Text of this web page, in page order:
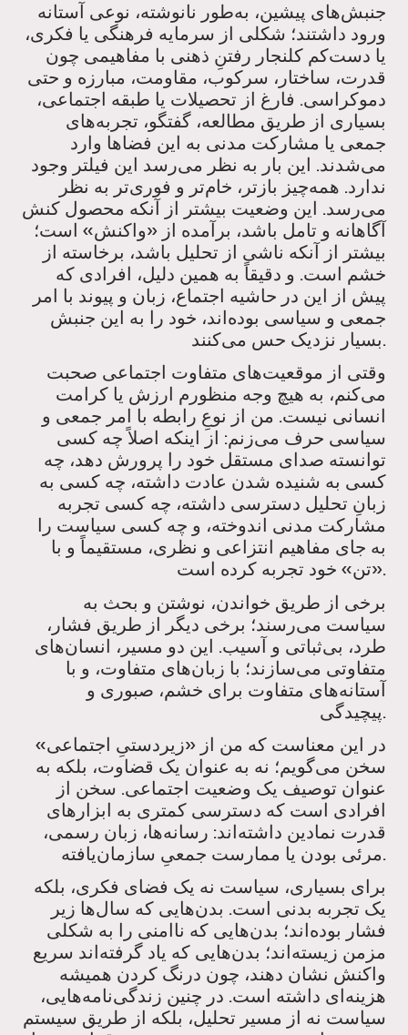
جنبش‌های پیشین، به‌طور نانوشته، نوعی آستانه
ورود داشتند؛ شکلی از سرمایه فرهنگی یا فکری،
یا دست‌کم کلنجار رفتنِ ذهنی با مفاهیمی چون
قدرت، ساختار، سرکوب، مقاومت، مبارزه و حتی
دموکراسی. فارغ از تحصیلات یا طبقه اجتماعی،
بسیاری از طریق مطالعه، گفتگو، تجربه‌های
جمعی یا مشارکت مدنی به این فضاها وارد
می‌شدند. این بار به نظر می‌رسد این فیلتر وجود
ندارد. همه‌چیز بازتر، خام‌تر و فوری‌تر به نظر
می‌رسد. این وضعیت بیشتر از آنکه محصول کنش
آگاهانه و تامل باشد، برآمده از «واکنش» است؛
بیشتر از آنکه ناشی از تحلیل باشد، برخاسته از
خشم است. و دقیقاً به همین دلیل، افرادی که
پیش از این در حاشیه اجتماع، زبان و پیوند با امر
جمعی و سیاسی بوده‌اند، خود را به این جنبش
بسیار نزدیک حس می‌کنند.
وقتی از موقعیت‌های متفاوت اجتماعی صحبت
می‌کنم، به هیچ وجه منظورم ارزش یا کرامت
انسانی نیست. من از نوعِ رابطه با امر جمعی و
سیاسی حرف می‌زنم: از اینکه اصلاً چه کسی
توانسته صدای مستقل خود را پرورش دهد، چه
کسی به شنیده شدن عادت داشته، چه کسی به
زبانِ تحلیل دسترسی داشته، چه کسی تجربه
مشارکت مدنی اندوخته، و چه کسی سیاست را
به جای مفاهیم انتزاعی و نظری، مستقیماً و با
«تن» خود تجربه کرده است.
برخی از طریق خواندن، نوشتن و بحث به
سیاست می‌رسند؛ برخی دیگر از طریق فشار،
طرد، بی‌ثباتی و آسیب. این دو مسیر، انسان‌های
متفاوتی می‌سازند؛ با زبان‌های متفاوت، و با
آستانه‌های متفاوت برای خشم، صبوری و
پیچیدگی.
در این معناست که من از «زیردستیِ اجتماعی»
سخن می‌گویم؛ نه به عنوان یک قضاوت، بلکه به
عنوان توصیف یک وضعیت اجتماعی. سخن از
افرادی است که دسترسی کمتری به ابزارهای
قدرت نمادین داشته‌اند: رسانه‌ها، زبان رسمی،
مرئی بودن یا ممارست جمعیِ سازمان‌یافته.
برای بسیاری، سیاست نه یک فضای فکری، بلکه
یک تجربه بدنی است. بدن‌هایی که سال‌ها زیر
فشار بوده‌اند؛ بدن‌هایی که ناامنی را به شکلی
مزمن زیسته‌اند؛ بدن‌هایی که یاد گرفته‌اند سریع
واکنش نشان دهند، چون درنگ کردن همیشه
هزینه‌ای داشته است. در چنین زندگی‌نامه‌هایی،
سیاست نه از مسیر تحلیل، بلکه از طریق سیستم